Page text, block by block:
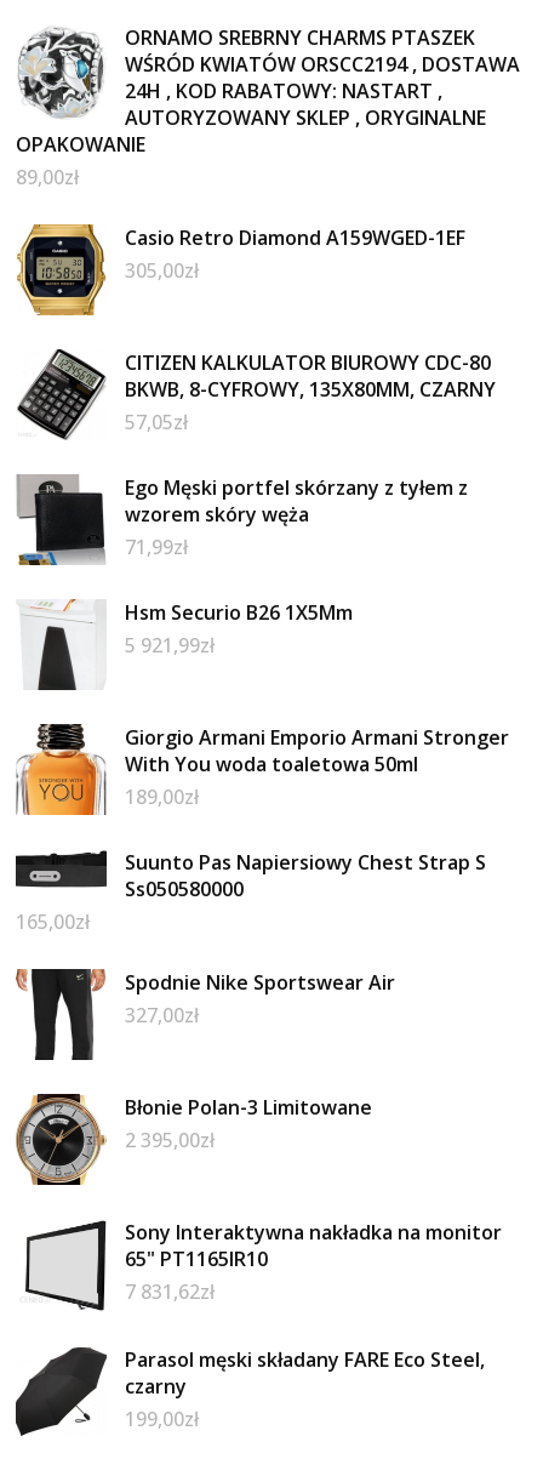
ORNAMO SREBRNY CHARMS PTASZEK
WŚRÓD KWIATÓW ORSCC2194 , DOSTAWA
24H , KOD RABATOWY: NASTART ,
AUTORYZOWANY SKLEP , ORYGINALNE
OPAKOWANIE
89,00zł
Casio Retro Diamond A159WGED-1EF
305,00zł
CITIZEN KALKULATOR BIUROWY CDC-80
BKWB, 8-CYFROWY, 135X80MM, CZARNY
57,05zł
Ego Męski portfel skórzany z tyłem z
wzorem skóry węża
71,99zł
Hsm Securio B26 1X5Mm
5 921,99zł
Giorgio Armani Emporio Armani Stronger
With You woda toaletowa 50ml
189,00zł
Suunto Pas Napiersiowy Chest Strap S
Ss050580000
165,00zł
Spodnie Nike Sportswear Air
327,00zł
Błonie Polan-3 Limitowane
2 395,00zł
Sony Interaktywna nakładka na monitor
65" PT1165IR10
7 831,62zł
Parasol męski składany FARE Eco Steel,
czarny
199,00zł